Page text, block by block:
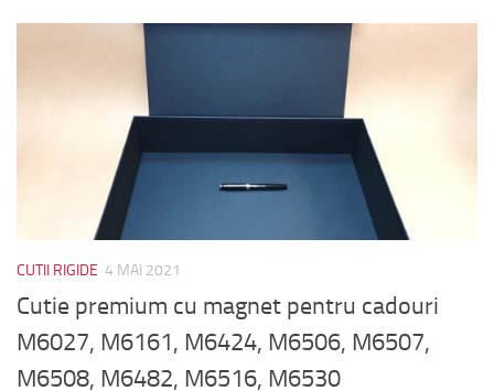
CUTII RIGIDE 4 MAI 2021
Cutie premium cu magnet pentru cadouri
M6027, M6161, M6424, M6506, M6507,
M6508, M6482, M6516, M6530